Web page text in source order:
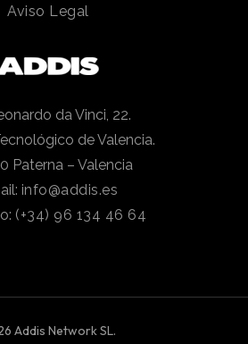
Aviso Legal
da Vinci, 22.
de Valencia.
Paterna – Valencia
info@addis.es
(+34) 96 134 46 64
Addis Network SL.